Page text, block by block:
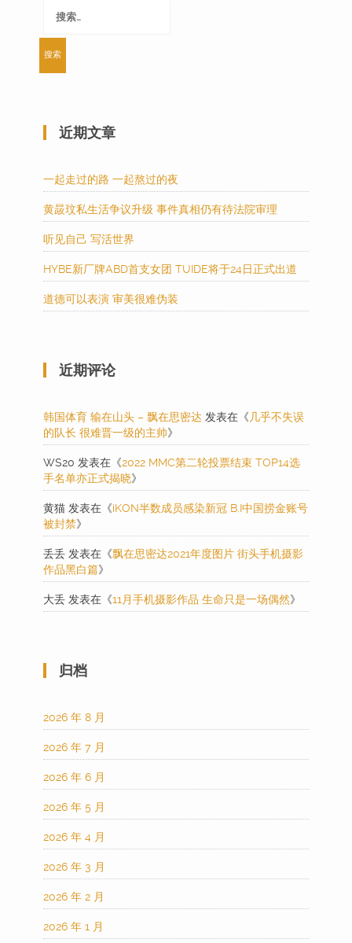
索：
近期文章
一起走过的路 一起熬过的夜
黄晸玟私生活争议升级 事件真相仍有待法院审理
听见自己 写活世界
HYBE新厂牌ABD首支女团 TUIDE将于24日正式出道
道德可以表演 审美很难伪装
近期评论
韩国体育 输在山头 – 飘在思密达 发表在《 几乎不失误
的队长 很难晋一级的主帅》
WS20 发表在《2022 MMC第二轮投票结束 TOP14选
手名单亦正式揭晓》
黄猫 发表在《iKON半数成员感染新冠 B.I中国捞金账号
被封禁》
丢丢 发表在《飘在思密达2021年度图片 街头手机摄影
作品黑白篇》
大丢 发表在《11月手机摄影作品 生命只是一场偶然》
归档
2026 年 8 月
2026 年 7 月
2026 年 6 月
2026 年 5 月
2026 年 4 月
2026 年 3 月
2026 年 2 月
2026 年 1 月